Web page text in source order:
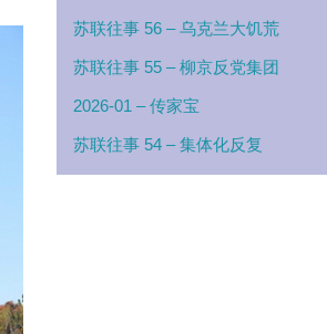
苏联往事 56 – 乌克兰大饥荒
苏联往事 55 – 柳京反党集团
2026-01 – 传家宝
苏联往事 54 – 集体化反复